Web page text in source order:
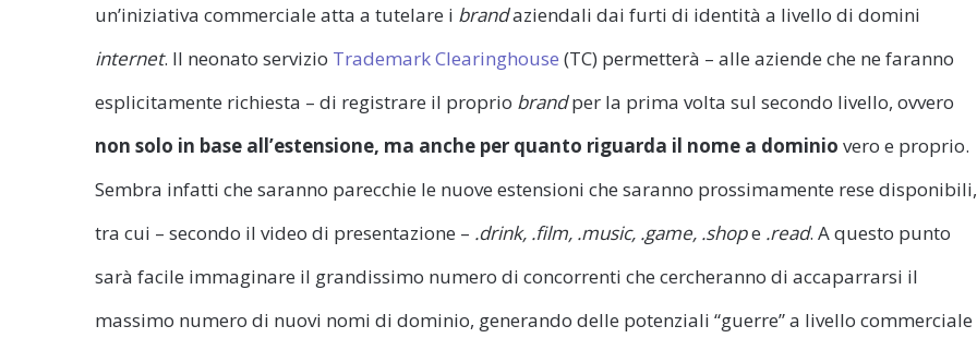
un’iniziativa commerciale atta a tutelare i brandaziendali dai furti di identità a livello di domini
internet. Il neonato servizio Trademark Clearinghouse (TC) permetterà – alle aziende che ne faranno
esplicitamente richiesta – di registrare il proprio brandper la prima volta sul secondo livello, ovvero
non solo in base all’estensione, ma anche per quanto riguarda il nome a dominio vero e proprio.
Sembra infatti che saranno parecchie le nuove estensioni che saranno prossimamente rese disponibili,
tra cui – secondo il video di presentazione – .drink, .film, .music, .game, .shope .read. A questo punto
sarà facile immaginare il grandissimo numero di concorrenti che cercheranno di accaparrarsi il
massimo numero di nuovi nomi di dominio, generando delle potenziali “guerre” a livello commerciale